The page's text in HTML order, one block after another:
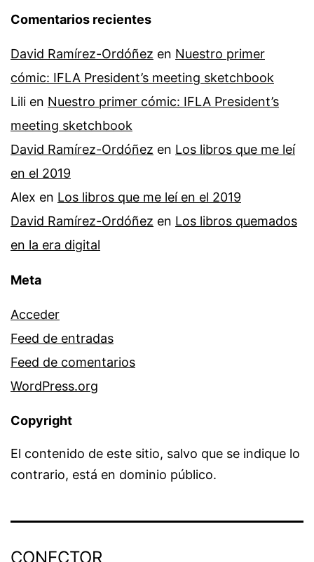
Comentarios recientes
David Ramírez-Ordóñez en Nuestro primer
cómic: IFLA President’s meeting sketchbook
Lili en Nuestro primer cómic: IFLA President’s
meeting sketchbook
David Ramírez-Ordóñez en Los libros que me leí
en el 2019
Alex en Los libros que me leí en el 2019
David Ramírez-Ordóñez en Los libros quemados
en la era digital
Meta
Acceder
Feed de entradas
Feed de comentarios
WordPress.org
Copyright
El contenido de este sitio, salvo que se indique lo
contrario, está en dominio público.
CONECTOR